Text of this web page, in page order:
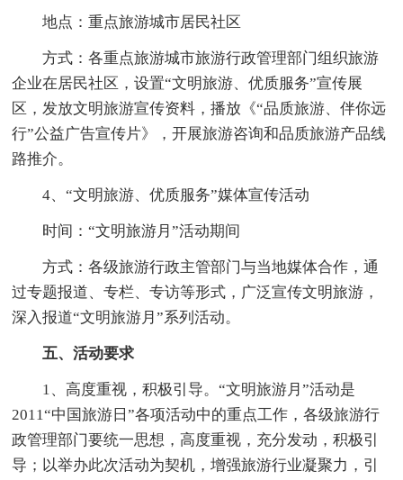
地点：重点旅游城市居民社区
方式：各重点旅游城市旅游行政管理部门组织旅游
企业在居民社区，设置“文明旅游、优质服务”宣传展
区，发放文明旅游宣传资料，播放《“品质旅游、伴你远
行”公益广告宣传片》，开展旅游咨询和品质旅游产品线
路推介。
4、“文明旅游、优质服务”媒体宣传活动
时间：“文明旅游月”活动期间
方式：各级旅游行政主管部门与当地媒体合作，通
过专题报道、专栏、专访等形式，广泛宣传文明旅游，
深入报道“文明旅游月”系列活动。
五、活动要求
1、高度重视，积极引导。“文明旅游月”活动是
2011“中国旅游日”各项活动中的重点工作，各级旅游行
政管理部门要统一思想，高度重视，充分发动，积极引
导；以举办此次活动为契机，增强旅游行业凝聚力，引